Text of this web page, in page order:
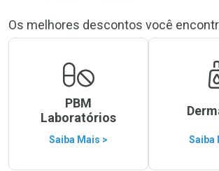
Os melhores descontos você
PBM
Laboratórios
Saiba Mais > Saiba